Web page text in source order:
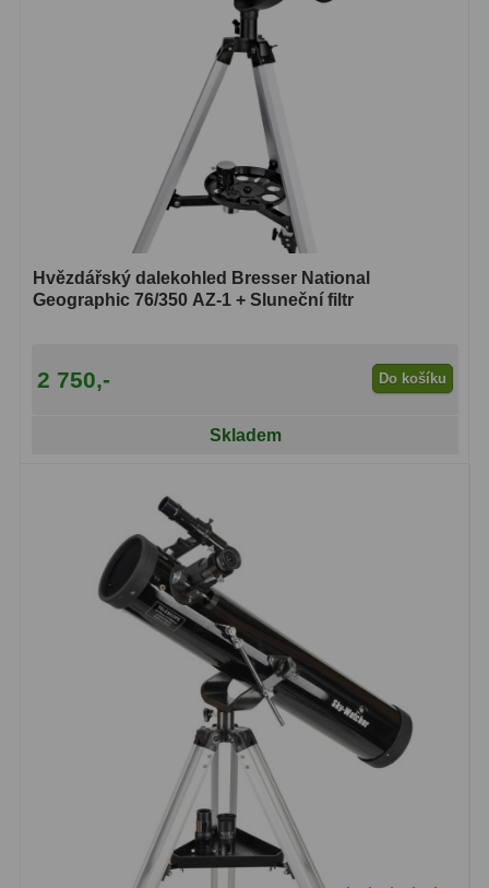
Hvězdářský dalekohled Bresser National
Geographic 76/350 AZ-1 + Sluneční filtr
2 750,- Do košíku
Skladem